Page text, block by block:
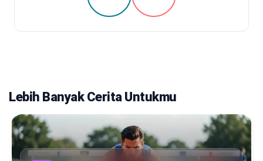
Lebih Banyak Cerita Untukmu